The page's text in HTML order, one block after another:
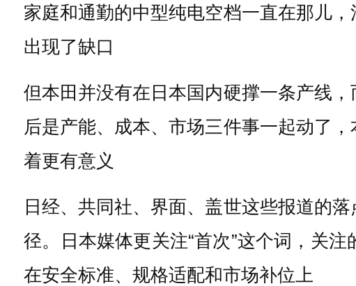
家庭和通勤的中型纯电空档一直在那儿
出现了缺口
但本田并没有在日本国内硬撑一条产线
后是产能、成本、市场三件事一起动了
着更有意义
日经、共同社、界面、盖世这些报道的
径。日本媒体更关注“首次”这个词，关
在安全标准、规格适配和市场补位上